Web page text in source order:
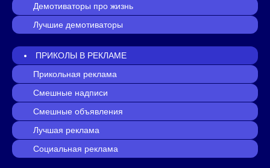
Демотиваторы про жизнь
Лучшие демотиваторы
ПРИКОЛЫ В РЕКЛАМЕ
Прикольная реклама
Смешные надписи
Смешные объявления
Лучшая реклама
Социальная реклама